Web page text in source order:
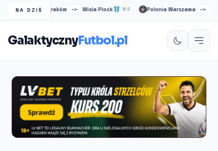
NA DZIŚ
Wisła Kraków –:– Wisla Plock NS Polonia Warszawa –:– Ruch
GalaktycznyFutbol.pl